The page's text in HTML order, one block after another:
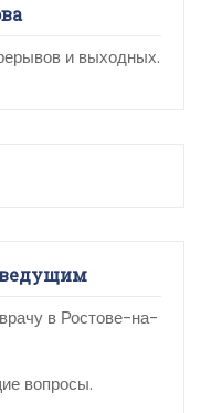
и выходных.
ведущим
в Ростове-на-
вопросы.